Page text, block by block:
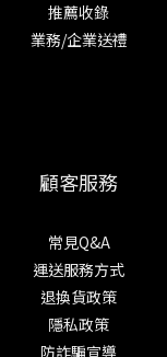
推薦收錄
業務/企業送禮
顧客服務
常見Q&A
運送服務方式
退換貨政策
隱私政策
防詐騙宣導